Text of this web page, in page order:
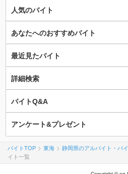
人気のバイト
あなたへのおすすめバイト
最近見たバイト
詳細検索
バイトQ&A
アンケート&プレゼント
バイトTOP 東海 静岡県のアルバイト・バ
イト一覧